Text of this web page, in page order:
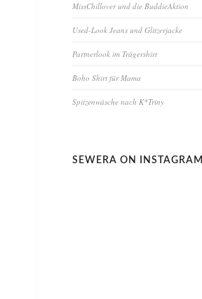
MissChillover und die BuddieAktion
Used-Look Jeans und Glitzerjacke
Partnerlook im Trägershirt
Boho Shirt für Mama
Spitzenwäsche nach K*Triny
SEWERA ON INSTAGRAM